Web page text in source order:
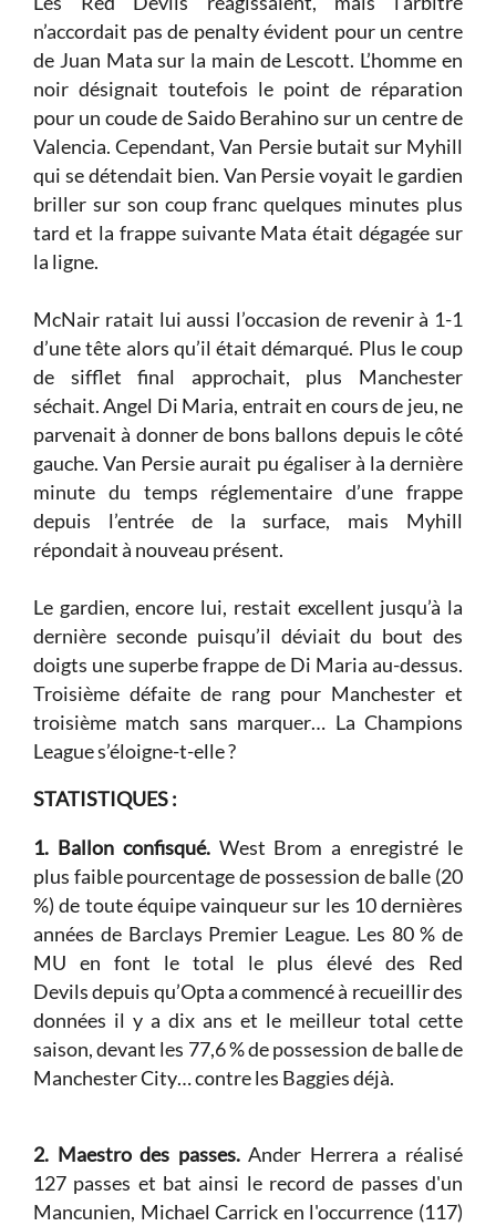
n’accordait pas de penalty évident pour un centre
de Juan Mata sur la main de Lescott. L’homme en
noir désignait toutefois le point de réparation
pour un coude de Saido Berahino sur un centre de
Valencia. Cependant, Van Persie butait sur Myhill
qui se détendait bien. Van Persie voyait le gardien
briller sur son coup franc quelques minutes plus
tard et la frappe suivante Mata était dégagée sur
la ligne.
McNair ratait lui aussi l’occasion de revenir à 1-1
d’une tête alors qu’il était démarqué. Plus le coup
de sifflet final approchait, plus Manchester
séchait. Angel Di Maria, entrait en cours de jeu, ne
parvenait à donner de bons ballons depuis le côté
gauche. Van Persie aurait pu égaliser à la dernière
minute du temps réglementaire d’une frappe
depuis l’entrée de la surface, mais Myhill
répondait à nouveau présent.
Le gardien, encore lui, restait excellent jusqu’à la
dernière seconde puisqu’il déviait du bout des
doigts une superbe frappe de Di Maria au-dessus.
Troisième défaite de rang pour Manchester et
troisième match sans marquer… La Champions
League s’éloigne-t-elle ?
STATISTIQUES :
1. Ballon confisqué. West Brom a enregistré le
plus faible pourcentage de possession de balle (20
%) de toute équipe vainqueur sur les 10 dernières
années de Barclays Premier League. Les 80 % de
MU en font le total le plus élevé des Red
Devils depuis qu’Opta a commencé à recueillir des
données il y a dix ans et le meilleur total cette
saison, devant les 77,6 % de possession de balle de
Manchester City… contre les Baggies déjà.
2. Maestro des passes.Ander Herrera a réalisé
127 passes et bat ainsi le record de passes d'un
Mancunien, Michael Carrick en l'occurrence (117)